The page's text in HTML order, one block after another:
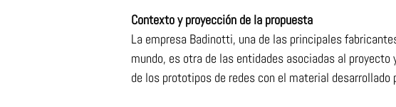
Contexto y proyección de la propuesta
La empresa Badinotti, una de las principales
mundo, es otra de las entidades asociadas al proyecto
de los prototipos de redes con el material desarrollado